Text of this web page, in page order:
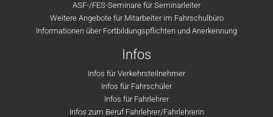
ASF-/FES-Seminare für Seminarleiter
Weitere Angebote für Mitarbeiter im Fahrschulbüro
Informationen über Fortbildungspflichten und Anerkennung
Infos
Infos für Verkehrsteilnehmer
Infos für Fahrschüler
Infos für Fahrlehrer
Infos zum Beruf Fahrlehrer/Fahrlehrerin